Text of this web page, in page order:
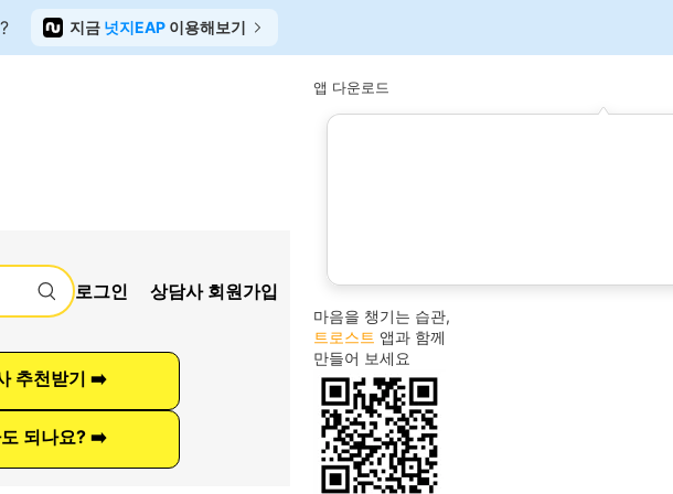
지금 넛지EAP이용해보기
로그인 상담사 회원가입
앱 다운로드
마음을 챙기는 습관,
트로스트 앱과 함께
만들어 보세요
2
임명숙
3
tci
4
번아웃
5
천세경
6
허혜정
추천받기 ➡️
되나요? ➡️